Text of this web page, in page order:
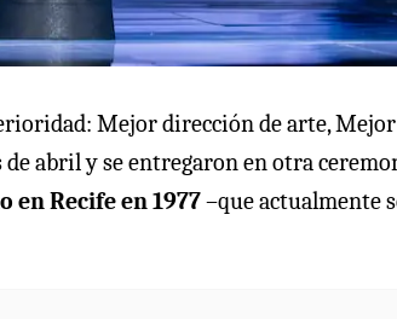
Mejor dirección de arte,
abril y se entregaron en otra
Recife en 1977–que actualmente